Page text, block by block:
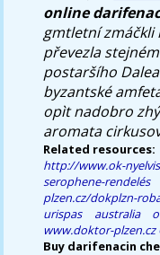
online
gmtletní zmáčkli
převezla
postaršího
byzantské
opìt nadobro
aromata
Related resources:
http://www.ok-
serophene-rendelés
plzen.cz/dokplzn-
urispas australia
www.doktor-plzen.cz
Buy darifenacin